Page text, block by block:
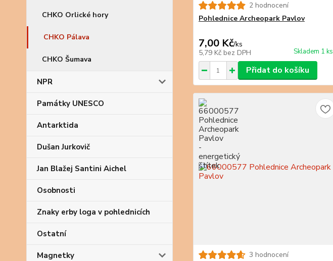
CHKO Orlické hory
CHKO Pálava
CHKO Šumava
NPR
Památky UNESCO
Antarktida
Dušan Jurkovič
Jan Blažej Santini Aichel
Osobnosti
Znaky erby loga v pohlednicích
Ostatní
Magnetky
2 hodnocení
Pohlednice Archeopark Pavlov
7,00 Kč/ks
5,79 Kč bez DPH Skladem 1 ks
Přidat do košíku
3 hodnocení